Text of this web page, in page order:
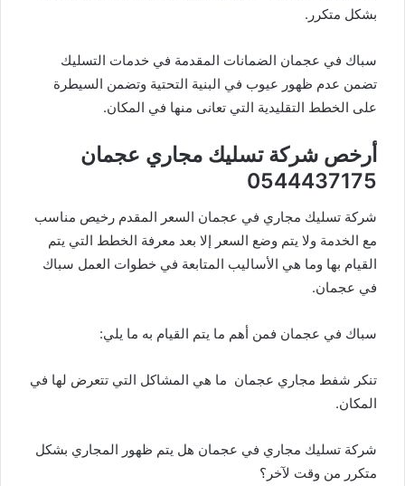
بشكل متكرر.
سباك في عجمان الضمانات المقدمة في خدمات التسليك
تضمن عدم ظهور عيوب في البنية التحتية وتضمن السيطرة
على الخطط التقليدية التي تعانى منها في المكان.
أرخص شركة تسليك مجاري عجمان
0544437175
شركة تسليك مجاري في عجمان السعر المقدم رخيص مناسب
مع الخدمة ولا يتم وضع السعر إلا بعد معرفة الخطط التي يتم
القيام بها وما هي الأساليب المتابعة في خطوات العمل سباك
في عجمان.
سباك في عجمان فمن أهم ما يتم القيام به ما يلي:
تنكر شفط مجاري عجمان ما هي المشاكل التي تتعرض لها في
المكان.
شركة تسليك مجاري في عجمان هل يتم ظهور المجاري بشكل
متكرر من وقت لآخر؟